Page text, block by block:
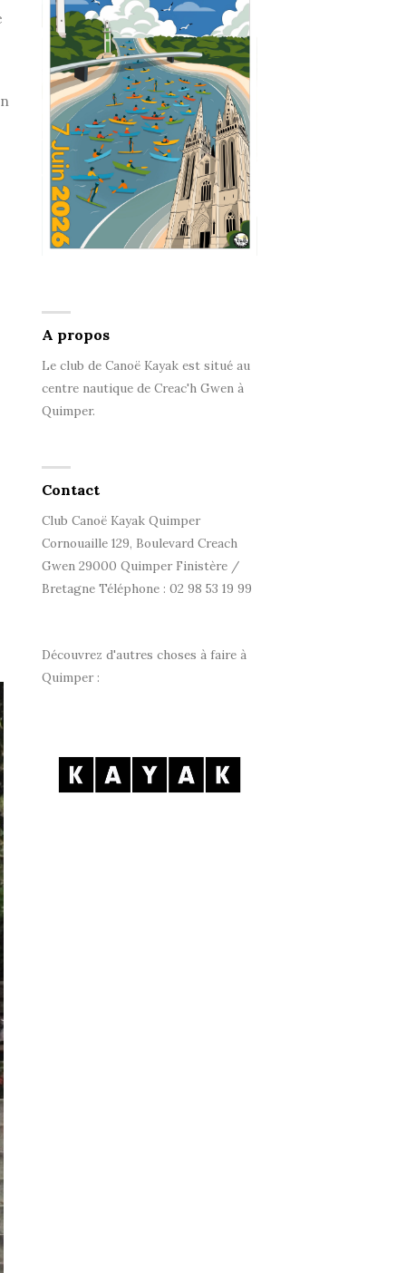
A propos
Le club de Canoë Kayak est situé au
centre nautique de Creac'h Gwen à
Quimper.
Contact
Club Canoë Kayak Quimper
Cornouaille 129, Boulevard Creach
Gwen 29000 Quimper Finistère /
Bretagne Téléphone : 02 98 53 19 99
Découvrez d'autres choses à faire à
Quimper :